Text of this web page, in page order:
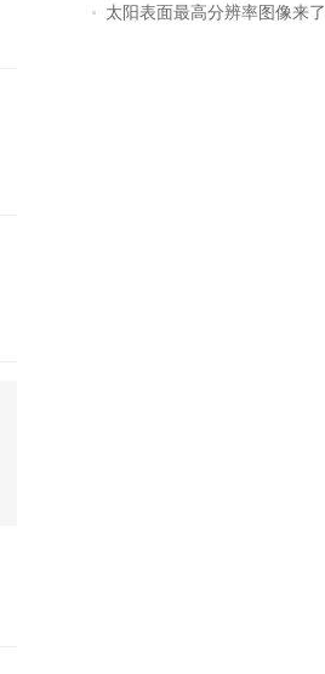
太阳表面最高分辨率图像来了